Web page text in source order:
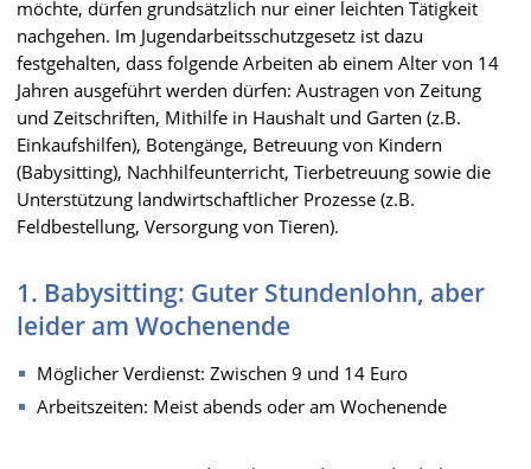
möchte, dürfen grundsätzlich nur einer leichten Tätigkeit
nachgehen. Im Jugendarbeitsschutzgesetz ist dazu
festgehalten, dass folgende Arbeiten ab einem Alter von 14
Jahren ausgeführt werden dürfen: Austragen von Zeitung
und Zeitschriften, Mithilfe in Haushalt und Garten (z.B.
Einkaufshilfen), Botengänge, Betreuung von Kindern
(Babysitting), Nachhilfeunterricht, Tierbetreuung sowie die
Unterstützung landwirtschaftlicher Prozesse (z.B.
Feldbestellung, Versorgung von Tieren).
1. Babysitting: Guter Stundenlohn, aber
leider am Wochenende
Möglicher Verdienst: Zwischen 9 und 14 Euro
Arbeitszeiten: Meist abends oder am Wochenende